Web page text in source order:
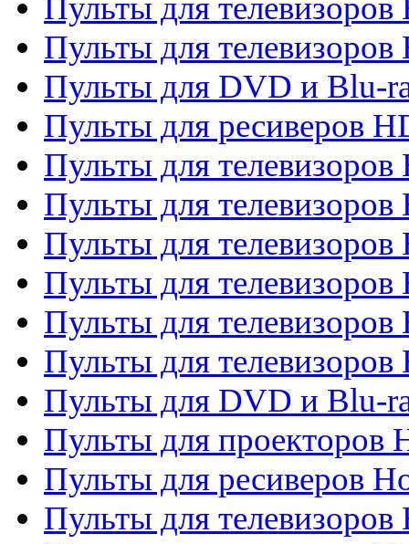
Пульты для телевизоров
Пульты для телевизоров
Пульты для DVD и Blu-
Пульты для ресиверов
Пульты для
Пульты для телевизоров
Пульты для телевизоров
Пульты для телевизоров
Пульты для телевизоров
Пульты для телевизоров
Пульты для DVD и Blu-
Пульты для проекторов
Пульты для ресиверов
Пульты для